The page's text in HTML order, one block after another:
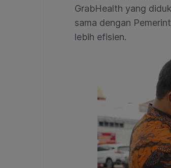
GrabHealth yang
sama dengan
lebih efisien.